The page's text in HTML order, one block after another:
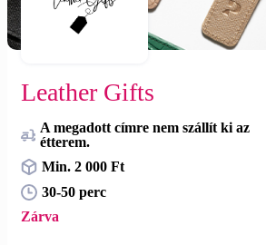
Leather Gifts
A megadott címre nem szállít ki az
étterem.
Min. 2 000 Ft
30-50 perc
Zárva